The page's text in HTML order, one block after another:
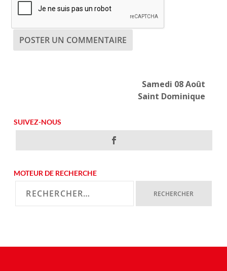
Samedi 08 Août
Saint Dominique
SUIVEZ-NOUS
MOTEUR DE RECHERCHE